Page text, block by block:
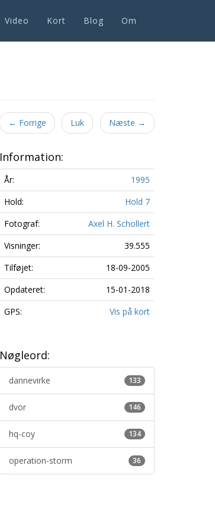
Video Kort Blog Om
← Forrige Luk Næste →
Information:
År:
1995
Hold:
Hold 7
Fotograf:
Axel H. Schollert
Visninger:
39.555
Tilføjet:
18-09-2005
Opdateret:
15-01-2018
GPS:
Vis på kort
Nøgleord:
133
dannevirke
146
dvor
134
hq-coy
36
operation-storm